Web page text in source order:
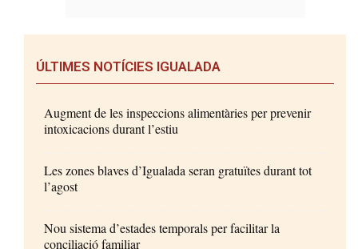
ÚLTIMES NOTÍCIES IGUALADA
Augment de les inspeccions alimentàries per prevenir
intoxicacions durant l’estiu
Les zones blaves d’Igualada seran gratuïtes durant tot
l’agost
Nou sistema d’estades temporals per facilitar la
conciliació familiar